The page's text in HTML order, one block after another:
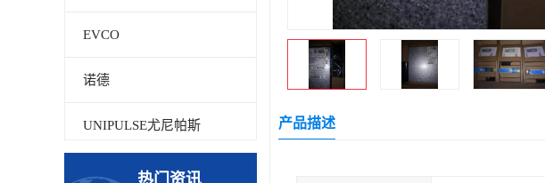
EVCO
诺德
UNIPULSE尤尼帕斯
热门资讯
产品描述